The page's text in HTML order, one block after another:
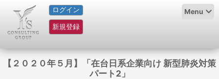
ログイン
新規登録
Menu
HOME
サービス紹介
【２０２０年５月】「在台日系企業向け 新型肺炎対策
パート2」